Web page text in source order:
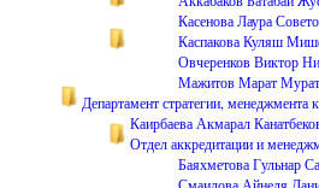
Касенова Лаура
Каспакова Куляш
Овчеренков Виктор
Мажитов Марат
Департамент стратегии, менеджмента
Каирбаева Акмарал
Отдел аккредитации и
Баяхметова Гульнар
Смаилова Айнеля